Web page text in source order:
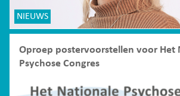
NIEUWS
Oproep postervoorstellen voor Het
Psychose Congres